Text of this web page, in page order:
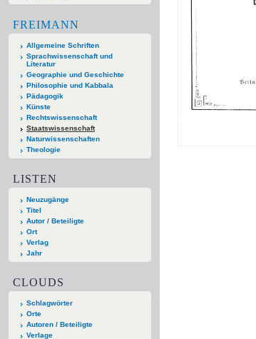
FREIMANN
Allgemeine Schriften
Sprachwissenschaft und
Literatur
Geographie und Geschichte
Philosophie und Kabbala
Pädagogik
Künste
Rechtswissenschaft
Staatswissenschaft
Naturwissenschaften
Theologie
LISTEN
Neuzugänge
Titel
Autor / Beteiligte
Ort
Verlag
Jahr
CLOUDS
Schlagwörter
Orte
Autoren / Beteiligte
Verlage